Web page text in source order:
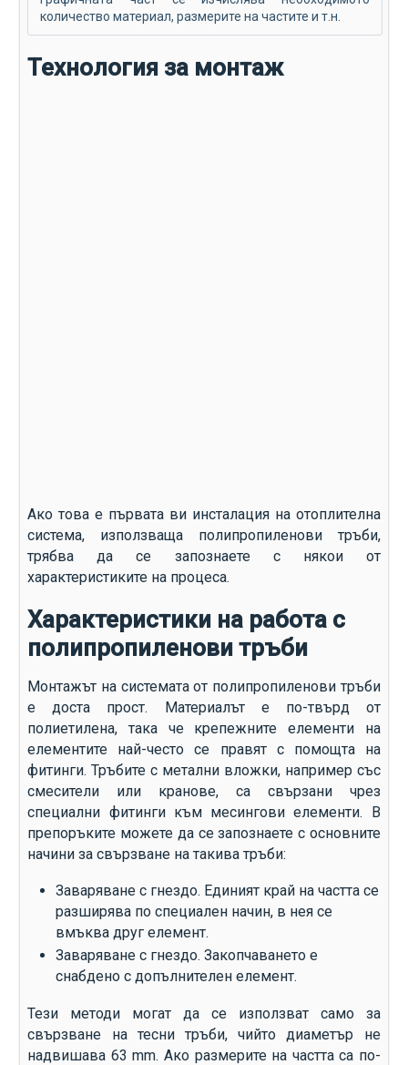
количество материал, размерите на частите и т.н.
Технология за монтаж
Ако това е първата ви инсталация на отоплителна
система, използваща полипропиленови тръби,
трябва да се запознаете с някои от
характеристиките на процеса.
Характеристики на работа с
полипропиленови тръби
Монтажът на системата от полипропиленови тръби
е доста прост. Материалът е по-твърд от
полиетилена, така че крепежните елементи на
елементите най-често се правят с помощта на
фитинги. Тръбите с метални вложки, например със
смесители или кранове, са свързани чрез
специални фитинги към месингови елементи. В
препоръките можете да се запознаете с основните
начини за свързване на такива тръби:
Заваряване с гнездо. Единият край на частта се
разширява по специален начин, в нея се
вмъква друг елемент.
Заваряване с гнездо. Закопчаването е
снабдено с допълнителен елемент.
Тези методи могат да се използват само за
свързване на тесни тръби, чийто диаметър не
надвишава 63 mm. Ако размерите на частта са по-